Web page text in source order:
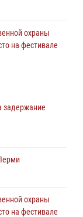
охраны
на фестивале
задержание
охраны
на фестивале